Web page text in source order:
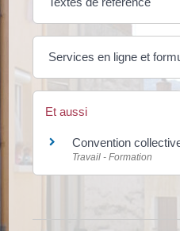
Services en ligne et
Et aussi
Convention
Travail - Formation